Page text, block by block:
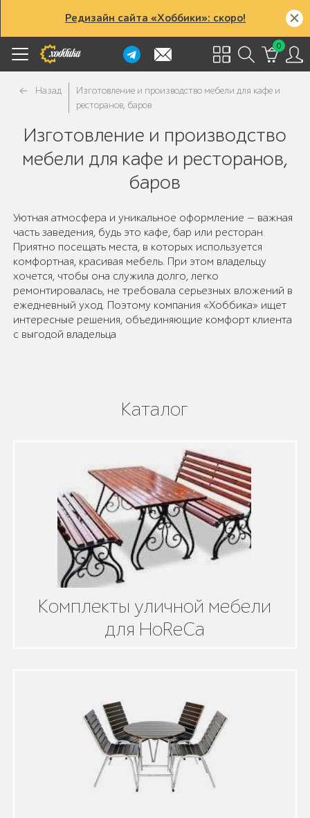
Редизайн сайта «Хоббики»: скоро!
0
Назад
Изготовление и производство мебели для кафе и
ресторанов, баров
Изготовление и производство
мебели для кафе и ресторанов,
баров
Уютная атмосфера и уникальное оформление — важная
часть заведения, будь это кафе, бар или ресторан.
Приятно посещать места, в которых используется
комфортная, красивая мебель. При этом владельцу
хочется, чтобы она служила долго, легко
ремонтировалась, не требовала серьезных вложений в
ежедневный уход. Поэтому компания «Хоббика» ищет
интересные решения, объединяющие комфорт клиента
с выгодой владельца
Каталог
Комплекты уличной мебели
для HoReCa